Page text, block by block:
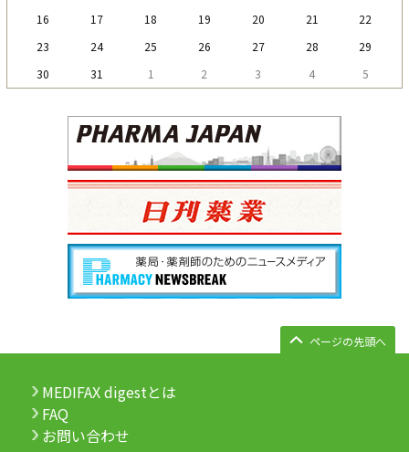
16
17 18 19 20 21
22
23
24 25 26 27 28
29
30
31 1 2 3 4 5
ページの先頭へ
MEDIFAX digestとは
FAQ
お問い合わせ